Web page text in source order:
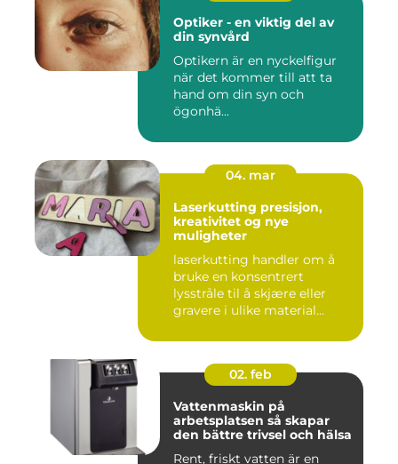
Optiker - en viktig del av
din synvård
Optikern är en nyckelfigur
när det kommer till att ta
hand om din syn och
ögonhä...
04. mar
Laserkutting presisjon,
kreativitet og nye
muligheter
laserkutting handler om å
bruke en konsentrert
lysstråle til å skjære eller
gravere i ulike material...
02. feb
Vattenmaskin på
arbetsplatsen så skapar
den bättre trivsel och hälsa
Rent, friskt vatten är en